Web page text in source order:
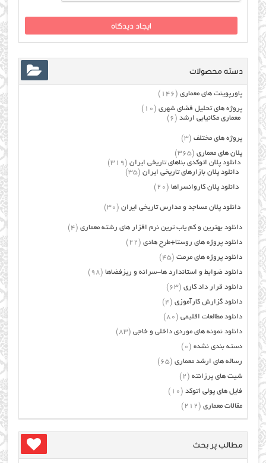
دسته محصولات
پاورپوینت های معماری (146)
پروژه های تحلیل فضای شهری (10)
معماری مکانیابی ارشد (6)
پروژه های مختلف (3)
پلان های معماری (365)
دانلود پلان اتوکدی بناهای تاریخی ایران (319)
دانلود پلان بازارهای تاریخی ایران (35)
دانلود پلان کاروانسراها (20)
دانلود پلان مساجد و مدارس تاریخی ایران (30)
دانلود بهترین و کم یاب ترین نرم افزار های رشته معماری (4)
دانلود پروژه های روستا+طرح هادی (22)
دانلود پروژه های مرمت (45)
دانلود ضوابط و استاندارد ها-سرانه و ریزفضاها (98)
دانلود قرار داد کاری (63)
دانلود گزارش کارآموزی (4)
دانلود مطالعات اقلیمی (80)
دانلود نمونه های موردی داخلی و خاجی (83)
دسته بندی نشده (0)
رساله های ارشد معماری (65)
شیت های پرزانته (2)
فایل های پولی اتوکد (10)
مقالات معماری (212)
مطالب پر بحث